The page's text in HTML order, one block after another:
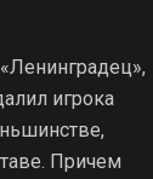
игрока
Причем